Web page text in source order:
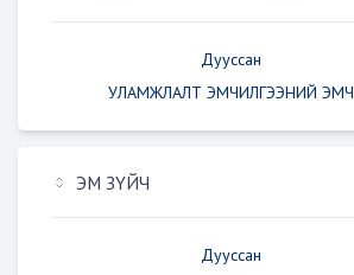
Дууссан
УЛАМЖЛАЛТ ЭМЧИЛГЭЭНИЙ ЭМЧ
ЭМ ЗҮЙЧ
Дууссан